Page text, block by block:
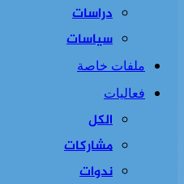
دراسات
سياسات
ملفات خاصة
فعاليات
الكل
مشاركات
ندوات